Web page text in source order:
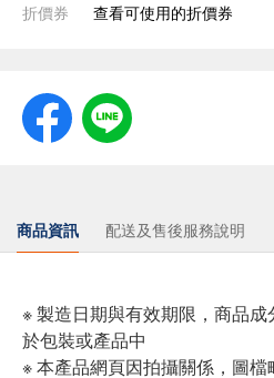
折價券 查看可使用的折價券
商品資訊 配送及售後服務說明
※ 製造日期與有效期限，商品
於包裝或產品中
※ 本產品網頁因拍攝關係，圖